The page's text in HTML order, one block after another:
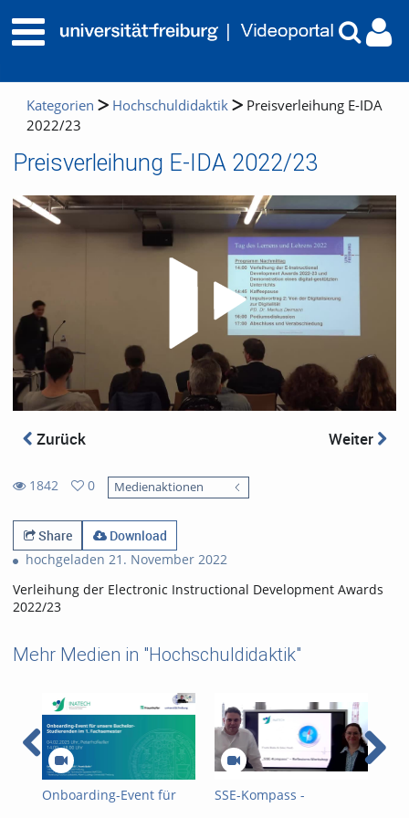
Kategorien Hochschuldidaktik
Preisverleihung E-IDA
2022/23
Preisverleihung E-IDA 2022/23
Zurück Weiter
1842
views
0
favorites
Medienaktionen
Share
Download
hochgeladen 21. November 2022
Verleihung der Electronic Instructional Development Awards
2022/23
Mehr Medien in "Hochschuldidaktik"
Onboarding-Event für
SSE-Kompass -